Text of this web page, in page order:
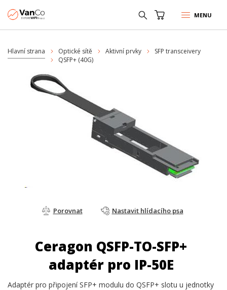
MENU
Hlavní strana Optické sítě Aktivní prvky
SFP transceivery
QSFP+ (40G)
Porovnat Nastavit hlídacího psa
Ceragon QSFP-TO-SFP+
adaptér pro IP-50E
Adaptér pro připojení SFP+ modulu do QSFP+ slotu u jednotky